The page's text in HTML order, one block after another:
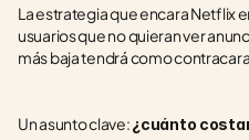
La estrategia que encara Netflix
usuarios que no quieran ver
más baja tendrá como
Un asunto clave: ¿cuánto